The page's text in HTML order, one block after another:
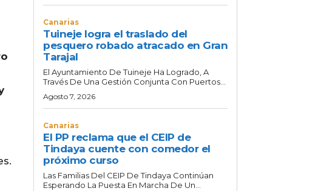
Canarias
Tuineje logra el traslado del
pesquero robado atracado en Gran
Tarajal
El Ayuntamiento De Tuineje Ha Logrado, A
Través De Una Gestión Conjunta Con Puertos...
Agosto 7, 2026
Canarias
El PP reclama que el CEIP de
Tindaya cuente con comedor el
próximo curso
Las Familias Del CEIP De Tindaya Continúan
Esperando La Puesta En Marcha De Un...